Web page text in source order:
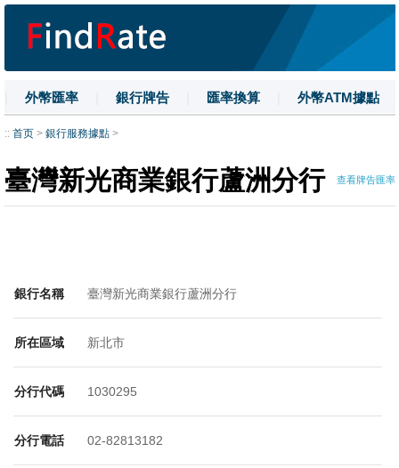
外幣匯率 銀行牌告 匯率換算 外幣ATM據點
| 名詞解釋 | 換匯技巧
:: 首页 > 銀行服務據點 >
臺灣新光商業銀行蘆洲分行 查看牌告匯率
銀行名稱 臺灣新光商業銀行蘆洲分行
所在區域 新北市
分行代碼 1030295
分行電話 02-82813182